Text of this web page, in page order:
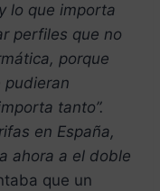
lo que importa
perfiles que no
porque
pudieran
tanto”.
en España,
ahora a el doble
que un